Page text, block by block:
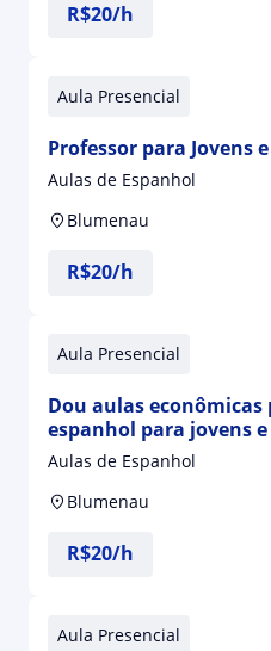
R$20/h
Aula Presencial
Professor para Jovens
Aulas de Espanhol
Blumenau
R$20/h
Aula Presencial
Dou aulas
espanhol para jovens
Aulas de Espanhol
Blumenau
R$20/h
Aula Presencial